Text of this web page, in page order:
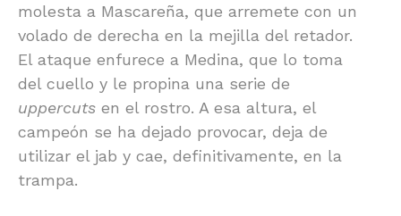
molesta a Mascareña, que arremete con un
volado de derecha en la mejilla del retador.
El ataque enfurece a Medina, que lo toma
del cuello y le propina una serie de
uppercuts en el rostro. A esa altura, el
campeón se ha dejado provocar, deja de
utilizar el jab y cae, definitivamente, en la
trampa.